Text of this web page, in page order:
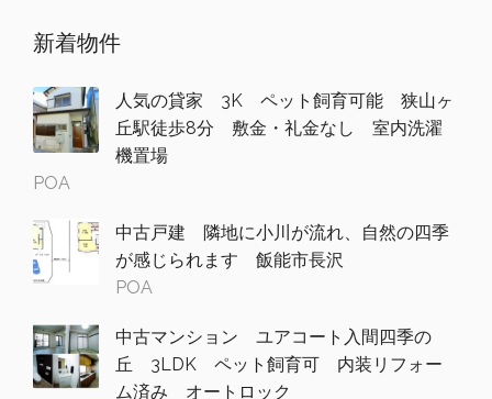
新着物件
人気の貸家 3K ペット飼育可能 狭山ヶ
丘駅徒歩8分 敷金・礼金なし 室内洗濯
機置場
POA
中古戸建 隣地に小川が流れ、自然の四季
が感じられます 飯能市長沢
POA
中古マンション ユアコート入間四季の
丘 3LDK ペット飼育可 内装リフォー
ム済み オートロック